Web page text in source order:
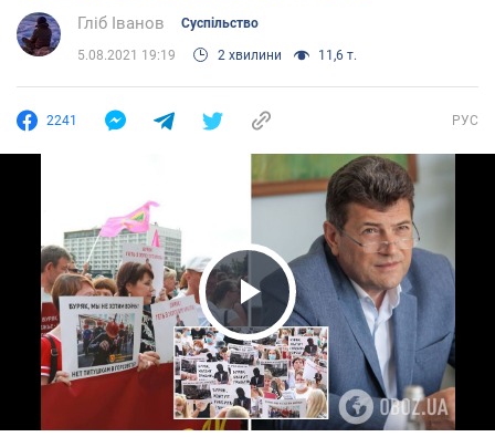
Гліб Іванов Суспільство
5.08.2021 19:19 2 хвилини 11,6 т.
2241 РУС
Play Video